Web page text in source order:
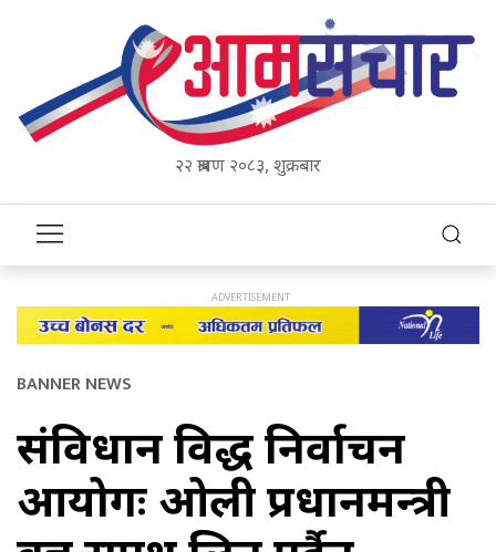
२२ श्रावण २०८३, शुक्रबार
BANNER NEWS
संविधान विरुद्ध निर्वाचन
आयोगः ओली प्रधानमन्त्री